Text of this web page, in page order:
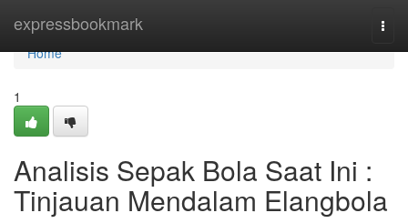
expressbookmark
Home
Home
1
Analisis Sepak Bola Saat Ini :
Tinjauan Mendalam Elangbola